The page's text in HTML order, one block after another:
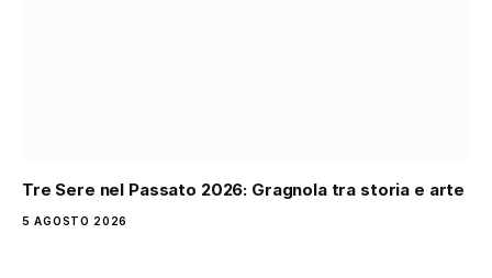
Tre Sere nel Passato 2026: Gragnola tra storia e arte
5 AGOSTO 2026